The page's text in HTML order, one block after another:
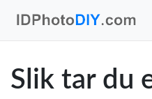
Slik tar du